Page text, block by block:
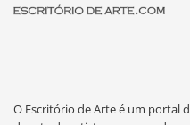
O Escritório de Arte é um portal